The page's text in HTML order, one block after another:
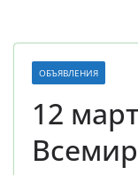
ОБЪЯВЛЕНИЯ
12